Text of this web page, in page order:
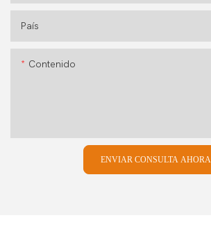
País
Contenido
ENVIAR CONSULTA AHORA